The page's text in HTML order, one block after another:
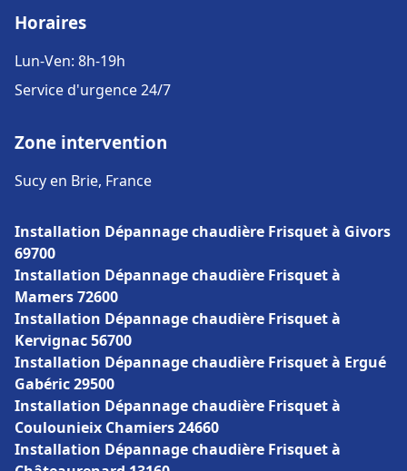
Horaires
Lun-Ven: 8h-19h
Service d'urgence 24/7
Zone intervention
Sucy en Brie, France
Installation Dépannage chaudière Frisquet à Givors
69700
Installation Dépannage chaudière Frisquet à
Mamers 72600
Installation Dépannage chaudière Frisquet à
Kervignac 56700
Installation Dépannage chaudière Frisquet à Ergué
Gabéric 29500
Installation Dépannage chaudière Frisquet à
Coulounieix Chamiers 24660
Installation Dépannage chaudière Frisquet à